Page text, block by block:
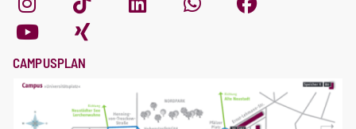
CAMPUSPLAN